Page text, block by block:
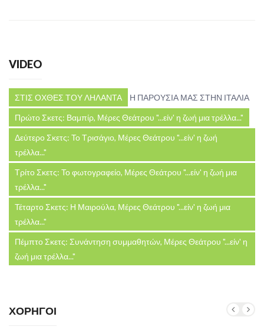
VIDEO
ΣΤΙΣ ΟΧΘΕΣ ΤΟΥ ΛΗΛΑΝΤΑ
Η ΠΑΡΟΥΣΙΑ ΜΑΣ ΣΤΗΝ ΙΤΑΛΙΑ
Πρώτο Σκετς: Βαμπίρ, Μέρες Θεάτρου "...είν' η ζωή μια τρέλλα..."
Δεύτερο Σκετς: Το Τρισάγιο, Μέρες Θεάτρου "...είν' η ζωή
τρέλλα..."
Τρίτο Σκετς: Το φωτογραφείο, Μέρες Θεάτρου "...είν' η ζωή μια
τρέλλα..."
Τέταρτο Σκετς: Η Μαιρούλα, Μέρες Θεάτρου "...είν' η ζωή μια
τρέλλα..."
Πέμπτο Σκετς: Συνάντηση συμμαθητών, Μέρες Θεάτρου "...είν' η
ζωή μια τρέλλα..."
ΧΟΡΗΓΟΙ